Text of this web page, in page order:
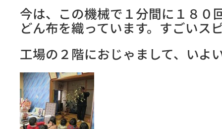
今は、この機械で１分間に１８０
どん布を織っています。すごいス
工場の２階におじゃまして、いよ